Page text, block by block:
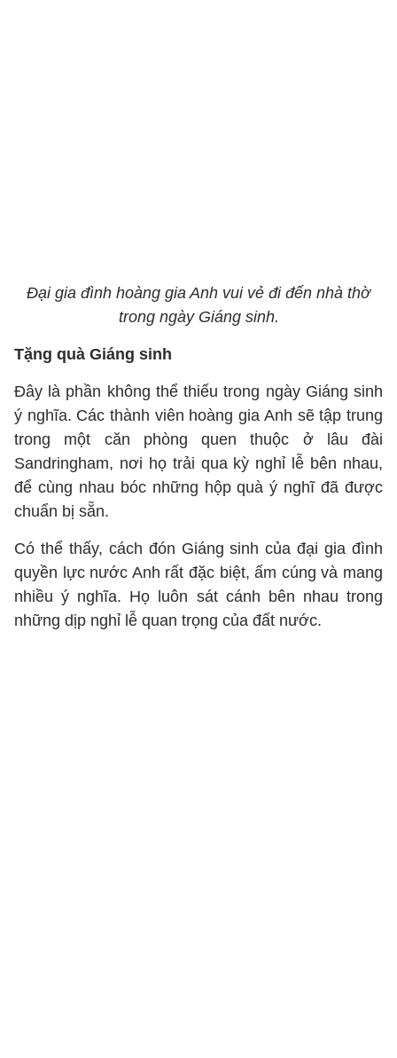
Đại gia đình hoàng gia Anh vui vẻ đi đến nhà thờ
trong ngày Giáng sinh.
Tặng quà Giáng sinh
Đây là phần không thể thiếu trong ngày Giáng sinh
ý nghĩa. Các thành viên hoàng gia Anh sẽ tập trung
trong một căn phòng quen thuộc ở lâu đài
Sandringham, nơi họ trải qua kỳ nghỉ lễ bên nhau,
để cùng nhau bóc những hộp quà ý nghĩ đã được
chuẩn bị sẵn.
Có thể thấy, cách đón Giáng sinh của đại gia đình
quyền lực nước Anh rất đặc biệt, ấm cúng và mang
nhiều ý nghĩa. Họ luôn sát cánh bên nhau trong
những dịp nghỉ lễ quan trọng của đất nước.